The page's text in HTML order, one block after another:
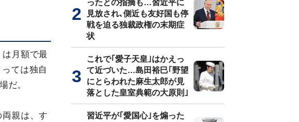
月額で最
ては独自
だ。
親は、す
ったとの指摘も…習近平に
見放され､側近も友好国も停
戦を迫る独裁政権の末期症
状
これで｢愛子天皇｣はかえっ
て近づいた…島田裕巳｢野望
にとらわれた麻生太郎が見
落とした皇室典範の大原則｣
習近平が｢愛国心｣を煽った